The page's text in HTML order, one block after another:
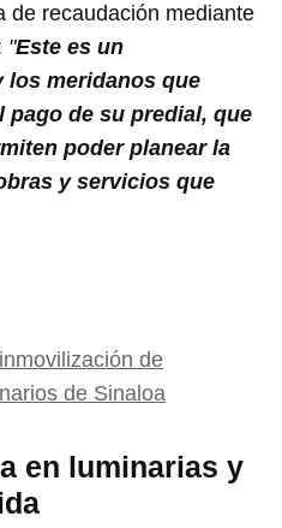
de recaudación mediante
"Este es un
los meridanos que
pago de su predial, que
poder planear la
y servicios que
de
de Sinaloa
en luminarias y